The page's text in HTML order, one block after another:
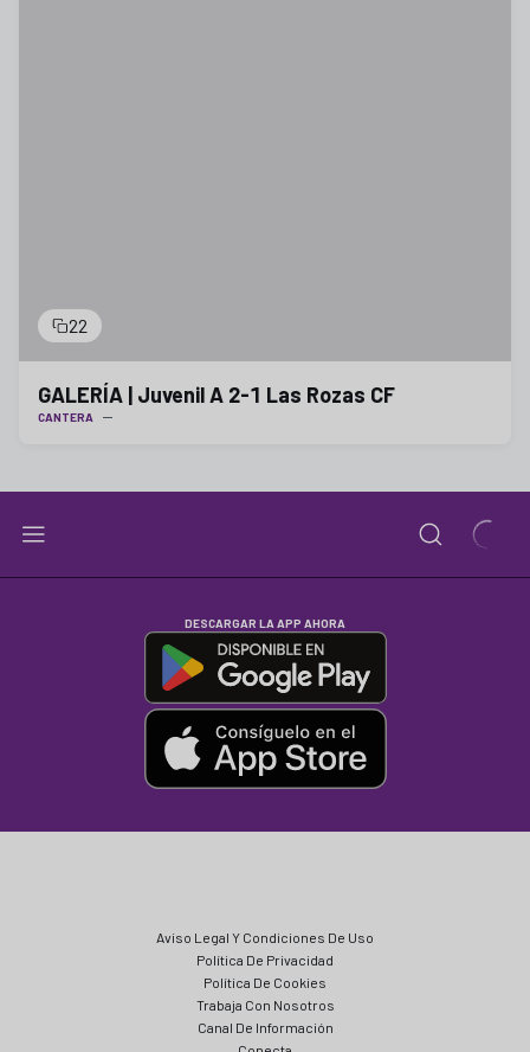
22
GALERÍA | Juvenil A 2-1 Las Rozas CF
CANTERA
DESCARGAR LA APP AHORA
Aviso Legal Y Condiciones De Uso
Política De Privacidad
Política De Cookies
Trabaja Con Nosotros
Canal De Información